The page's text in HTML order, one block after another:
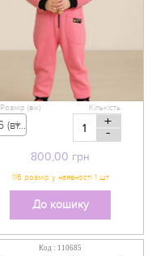
800,00 грн
Розмір (вік)
116 (вік 5-6 р) - 800,00 грн
Кількість
+
-
До кошику
Код : 110685